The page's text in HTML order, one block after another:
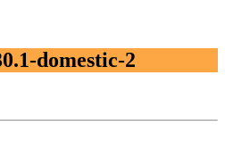
domestic-2